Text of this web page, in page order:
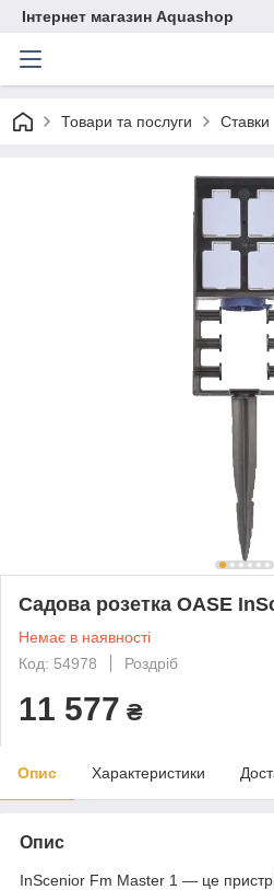
Інтернет магазин Aquashop
Товари та послуги Ставки
Садова розетка OASE
Немає в наявності
Код: 54978
Роздріб
11 577 ₴
Опис Характеристики
Опис
InScenior Fm Master 1 — це